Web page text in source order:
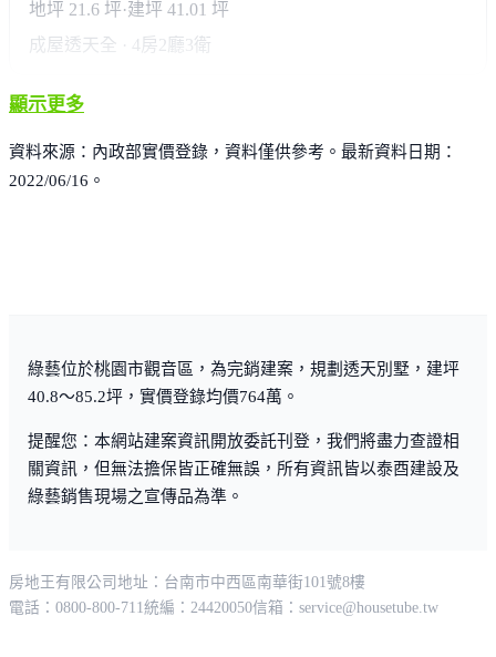
地坪 21.6 坪·建坪 41.01 坪
成屋透天全 · 4房2廳3衛
顯示更多
資料來源：內政部實價登錄，資料僅供參考。最新資料日期：
2022/06/16。
綠藝位於桃園市觀音區，為完銷建案，規劃透天別墅，建坪
40.8～85.2坪，實價登錄均價764萬。
提醒您：本網站建案資訊開放委託刊登，我們將盡力查證相
關資訊，但無法擔保皆正確無誤，所有資訊皆以泰酉建設及
綠藝銷售現場之宣傳品為準。
房地王有限公司 地址：台南市中西區南華街101號8樓
電話：0800-800-711統編：24420050信箱： service@housetube.tw